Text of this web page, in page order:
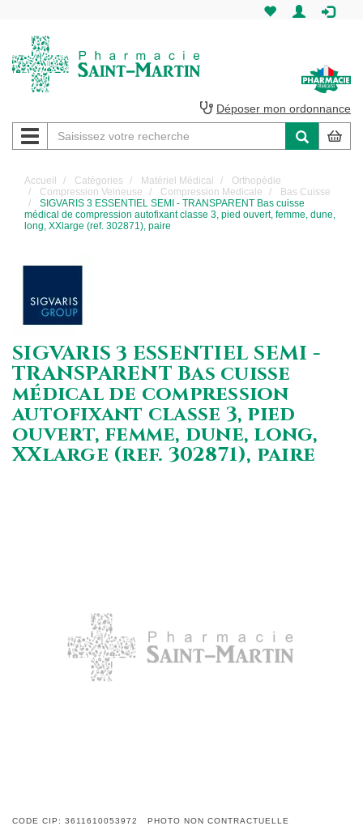
Martin
Pharmacie
Saint-
Martin
Déposer mon ordonnance
Navigation
Accueil Catégories Matériel Médical
Orthopédie
Compression Veineuse
Compression Medicale
Bas Cuisse
SIGVARIS 3 ESSENTIEL SEMI - TRANSPARENT Bas cuisse
médical de compression autofixant classe 3, pied ouvert, femme, dune,
long, XXlarge (ref. 302871), paire
SIGVARIS 3 ESSENTIEL SEMI -
TRANSPARENT Bas cuisse
médical de compression
autofixant classe 3, pied
ouvert, femme, dune, long,
XXlarge (ref. 302871), paire
CODE CIP: 3611610053972 PHOTO NON CONTRACTUELLE